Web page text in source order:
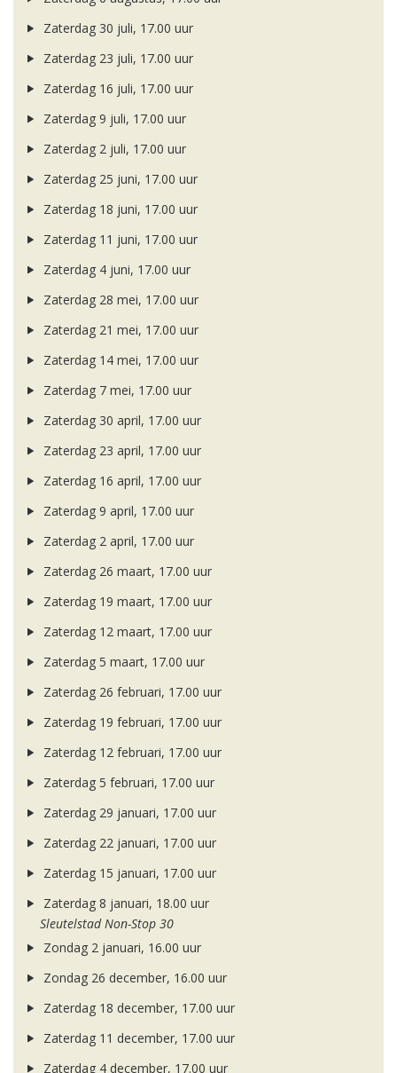
Zaterdag 30 juli, 17.00 uur
Zaterdag 23 juli, 17.00 uur
Zaterdag 16 juli, 17.00 uur
Zaterdag 9 juli, 17.00 uur
Zaterdag 2 juli, 17.00 uur
Zaterdag 25 juni, 17.00 uur
Zaterdag 18 juni, 17.00 uur
Zaterdag 11 juni, 17.00 uur
Zaterdag 4 juni, 17.00 uur
Zaterdag 28 mei, 17.00 uur
Zaterdag 21 mei, 17.00 uur
Zaterdag 14 mei, 17.00 uur
Zaterdag 7 mei, 17.00 uur
Zaterdag 30 april, 17.00 uur
Zaterdag 23 april, 17.00 uur
Zaterdag 16 april, 17.00 uur
Zaterdag 9 april, 17.00 uur
Zaterdag 2 april, 17.00 uur
Zaterdag 26 maart, 17.00 uur
Zaterdag 19 maart, 17.00 uur
Zaterdag 12 maart, 17.00 uur
Zaterdag 5 maart, 17.00 uur
Zaterdag 26 februari, 17.00 uur
Zaterdag 19 februari, 17.00 uur
Zaterdag 12 februari, 17.00 uur
Zaterdag 5 februari, 17.00 uur
Zaterdag 29 januari, 17.00 uur
Zaterdag 22 januari, 17.00 uur
Zaterdag 15 januari, 17.00 uur
Zaterdag 8 januari, 18.00 uur
Sleutelstad Non-Stop 30
Zondag 2 januari, 16.00 uur
Zondag 26 december, 16.00 uur
Zaterdag 18 december, 17.00 uur
Zaterdag 11 december, 17.00 uur
Zaterdag 4 december, 17.00 uur